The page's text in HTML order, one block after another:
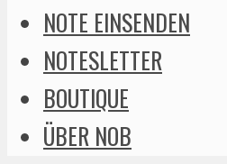
NOTE EINSENDEN
NOTESLETTER
BOUTIQUE
ÜBER NOB